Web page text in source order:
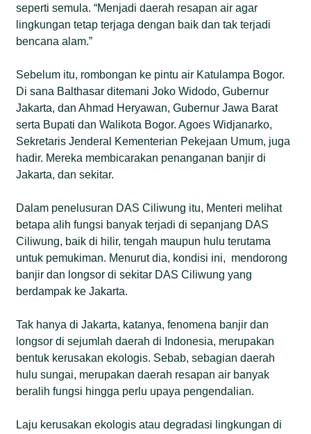
seperti semula. “Menjadi daerah resapan air agar
lingkungan tetap terjaga dengan baik dan tak terjadi
bencana alam.”
Sebelum itu, rombongan ke pintu air Katulampa Bogor.
Di sana Balthasar ditemani Joko Widodo, Gubernur
Jakarta, dan Ahmad Heryawan, Gubernur Jawa Barat
serta Bupati dan Walikota Bogor. Agoes Widjanarko,
Sekretaris Jenderal Kementerian Pekejaan Umum, juga
hadir. Mereka membicarakan penanganan banjir di
Jakarta, dan sekitar.
Dalam penelusuran DAS Ciliwung itu, Menteri melihat
betapa alih fungsi banyak terjadi di sepanjang DAS
Ciliwung, baik di hilir, tengah maupun hulu terutama
untuk pemukiman. Menurut dia, kondisi ini, mendorong
banjir dan longsor di sekitar DAS Ciliwung yang
berdampak ke Jakarta.
Tak hanya di Jakarta, katanya, fenomena banjir dan
longsor di sejumlah daerah di Indonesia, merupakan
bentuk kerusakan ekologis. Sebab, sebagian daerah
hulu sungai, merupakan daerah resapan air banyak
beralih fungsi hingga perlu upaya pengendalian.
Laju kerusakan ekologis atau degradasi lingkungan di